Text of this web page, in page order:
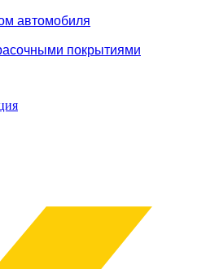
автомобиля
покрытиями